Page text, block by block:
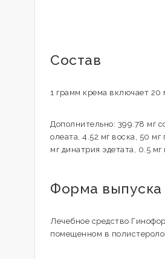
Состав
1 грамм крема включает 20
Дополнительно: 399.78 мг
олеата, 4.52 мг воска, 50
мг динатрия эдетата, 0.5
Форма выпуска
Лечебное средство
помещенном в